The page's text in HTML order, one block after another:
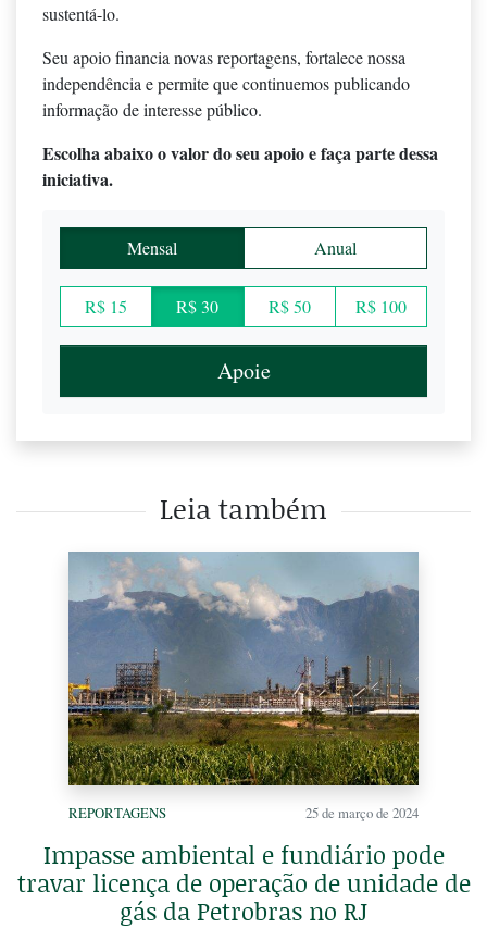
sustentá-lo.
Seu apoio financia novas reportagens, fortalece nossa
independência e permite que continuemos publicando
informação de interesse público.
Escolha abaixo o valor do seu apoio e faça parte dessa
iniciativa.
Mensal Anual
R$ 15 R$ 30 R$ 50 R$ 100
Apoie
Leia também
REPORTAGENS 25 de março de 2024
Impasse ambiental e fundiário pode
travar licença de operação de unidade de
gás da Petrobras no RJ